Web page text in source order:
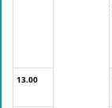
13.00